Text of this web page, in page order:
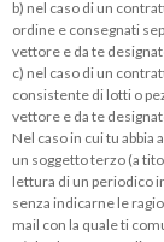
b) nel caso di un
ordine e consegnati
vettore e da te
c) nel caso di un
consistente di lotti o
vettore e da te
Nel caso in cui tu
un soggetto terzo (a
lettura di un periodico
senza indicarne le
mail con la quale ti